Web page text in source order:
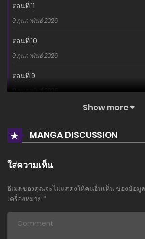
ตอนที่ 11
9 กุมภาพันธ์ 2026
ตอนที่ 10
9 กุมภาพันธ์ 2026
ตอนที่ 9
9 กุมภาพันธ์ 2026
ตอนที่ 7
2 มกราคม 2026
28 ธันวาคม 2025
Show more
MANGA DISCUSSION
ใส่ความเห็น
อีเมลของคุณจะไม่แสดงให้คนอื่นเห็น ช่องข้อมู
เครื่องหมาย *